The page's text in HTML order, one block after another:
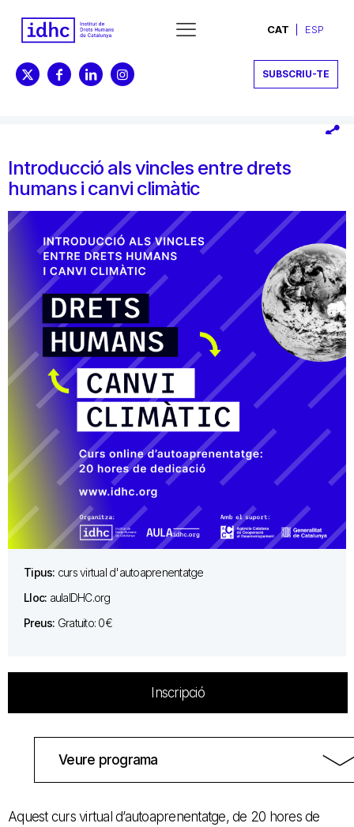
CAT ESP
SUBSCRIU-TE
Introducció als vincles entre drets
humans i canvi climàtic
Tipus: curs virtual d'autoaprenentatge
Lloc: aulaIDHC.org
Preus: Gratuito: 0€
Inscripció
Veure programa
Aquest curs virtual d’autoaprenentatge, de 20 hores de